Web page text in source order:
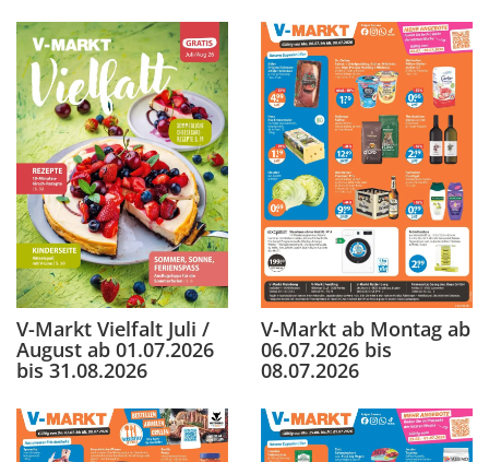
V-Markt Vielfalt Juli /
August ab 01.07.2026
bis 31.08.2026
V-Markt ab Montag ab
06.07.2026 bis
08.07.2026